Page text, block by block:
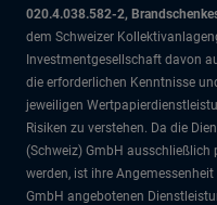
020.4.038.582-2,
dem Schweizer
Investmentgesellschaft davon
die erforderlichen Kenntnisse
jeweiligen
Risiken zu verstehen. Da die
(Schweiz) GmbH ausschließlich
werden, ist ihre
GmbH angebotenen